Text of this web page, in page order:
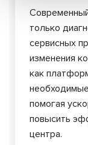
только
сервисных
изменения
как
помогая
повысить
центра.